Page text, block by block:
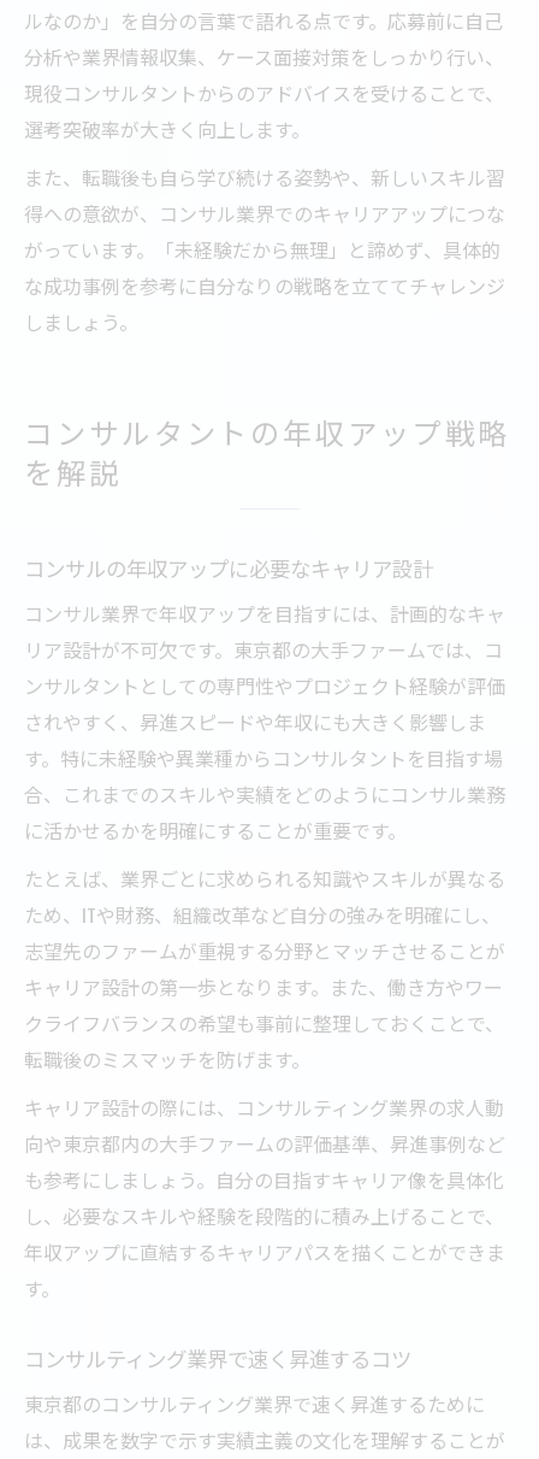
ルなのか」を自分の言葉で語れる点です。応募前に自己
分析や業界情報収集、ケース面接対策をしっかり行い、
現役コンサルタントからのアドバイスを受けることで、
選考突破率が大きく向上します。
また、転職後も自ら学び続ける姿勢や、新しいスキル習
得への意欲が、コンサル業界でのキャリアアップにつな
がっています。「未経験だから無理」と諦めず、具体的
な成功事例を参考に自分なりの戦略を立ててチャレンジ
しましょう。
コンサルタントの年収アップ戦略
を解説
コンサルの年収アップに必要なキャリア設計
コンサル業界で年収アップを目指すには、計画的なキャ
リア設計が不可欠です。東京都の大手ファームでは、コ
ンサルタントとしての専門性やプロジェクト経験が評価
されやすく、昇進スピードや年収にも大きく影響しま
す。特に未経験や異業種からコンサルタントを目指す場
合、これまでのスキルや実績をどのようにコンサル業務
に活かせるかを明確にすることが重要です。
たとえば、業界ごとに求められる知識やスキルが異なる
ため、ITや財務、組織改革など自分の強みを明確にし、
志望先のファームが重視する分野とマッチさせることが
キャリア設計の第一歩となります。また、働き方やワー
クライフバランスの希望も事前に整理しておくことで、
転職後のミスマッチを防げます。
キャリア設計の際には、コンサルティング業界の求人動
向や東京都内の大手ファームの評価基準、昇進事例など
も参考にしましょう。自分の目指すキャリア像を具体化
し、必要なスキルや経験を段階的に積み上げることで、
年収アップに直結するキャリアパスを描くことができま
す。
コンサルティング業界で速く昇進するコツ
東京都のコンサルティング業界で速く昇進するために
は、成果を数字で示す実績主義の文化を理解することが